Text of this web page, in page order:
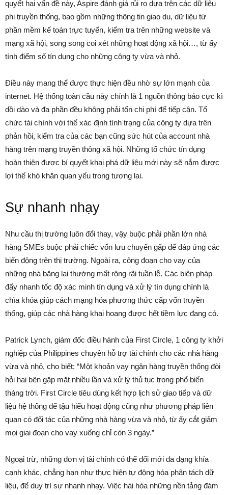
quyết hai vấn đề này, Aspire đánh giá rủi ro dựa trên các dữ liệu
phi truyền thống, bao gồm những thông tin giao du, dữ liệu từ
phần mềm kế toán trực tuyến, kiểm tra trên những website và
mạng xã hội, song song coi xét những hoạt động xã hội…, từ ấy
tính điểm số tín dụng cho những công ty vừa và nhỏ.
Điều này mang thể được thực hiện đều nhờ sự lớn mạnh của
internet. Hệ thống toàn cầu này chính là 1 nguồn thông báo cực kì
dồi dào và đa phần đều không phải tốn chi phí để tiếp cận. Tổ
chức tài chính với thể xác định tình trạng của công ty dựa trên
phản hồi, kiểm tra của các bạn cũng sức hút của account nhà
hàng trên mạng truyền thông xã hội. Những tổ chức tín dụng
hoàn thiện được bí quyết khai phá dữ liệu mới này sẽ nắm được
lợi thế khó khăn quan yếu trong tương lai.
Sự nhanh nhạy
Nhu cầu thị trường luôn đổi thay, vậy buộc phải phần lớn nhà
hàng SMEs buộc phải chiếc vốn lưu chuyển gấp để đáp ứng các
biến động trên thị trường. Ngoài ra, công đoạn cho vay của
những nhà băng lại thường mất rộng rãi tuần lễ. Các biện pháp
đẩy nhanh tốc độ xác minh tín dụng và xử lý tín dụng chính là
chìa khóa giúp cách mạng hóa phương thức cấp vốn truyền
thống, giúp các nhà hàng khai hoang được hết tiềm lực đang có.
Patrick Lynch, giám đốc điều hành của First Circle, 1 công ty khởi
nghiệp của Philippines chuyên hỗ trợ tài chính cho các nhà hàng
vừa và nhỏ, cho biết: “Một khoản vay ngân hàng truyền thống đòi
hỏi hai bên gặp mặt nhiều lần và xử lý thủ tục trong phổ biến
tháng trời. First Circle tiêu dùng kết hợp lịch sử giao tiếp và dữ
liệu hệ thống để tậu hiểu hoạt động cũng như phương pháp liên
quan có đối tác của những nhà hàng vừa và nhỏ, từ ấy cắt giảm
mọi giai đoạn cho vay xuống chỉ còn 3 ngày.”
Ngoại trừ, những đơn vị tài chính có thể đổi mới đa dạng khía
cạnh khác, chẳng hạn như thực hiện tự động hóa phân tách dữ
liệu, để duy trì sự nhanh nhạy. Việc hài hòa những nền tảng đám